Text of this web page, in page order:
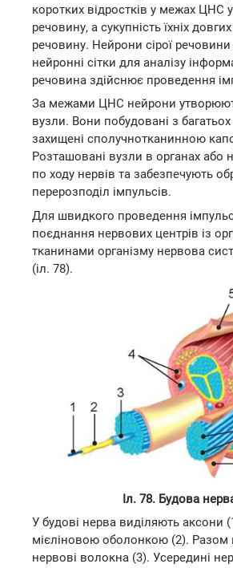
коротких відростків у межах ЦНС
речовину, а сукупність їхніх
речовину. Нейрони сірої
нейронні сітки для аналізу
речовина здійснює проведення
За межами ЦНС нейрони
вузли. Вони побудовані з багатьох
захищені сполучнотканинною
Розташовані вузли в органах або
по ходу нервів та забезпечують
перерозподіл імпульсів.
Для швидкого проведення
поєднання нервових центрів із
тканинами організму нервова
(іл. 78).
Іл. 78. Будова
У будові нерва виділяють аксони
мієліновою оболонкою (2).
нервові волокна (3). Усередині